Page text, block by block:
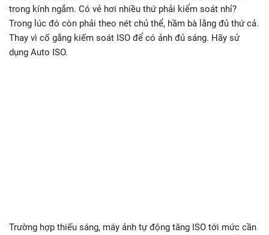
trong kính ngắm. Có vẻ hơi nhiều thứ phải kiểm soát nhỉ?
Trong lúc đó còn phải theo nét chủ thể, hầm bà lằng đủ thứ cả.
Thay vì cố gắng kiếm soát ISO để có ảnh đủ sáng. Hãy sử
dụng Auto ISO.
Trường hợp thiếu sáng, máy ảnh tự động tăng ISO tới mức cần